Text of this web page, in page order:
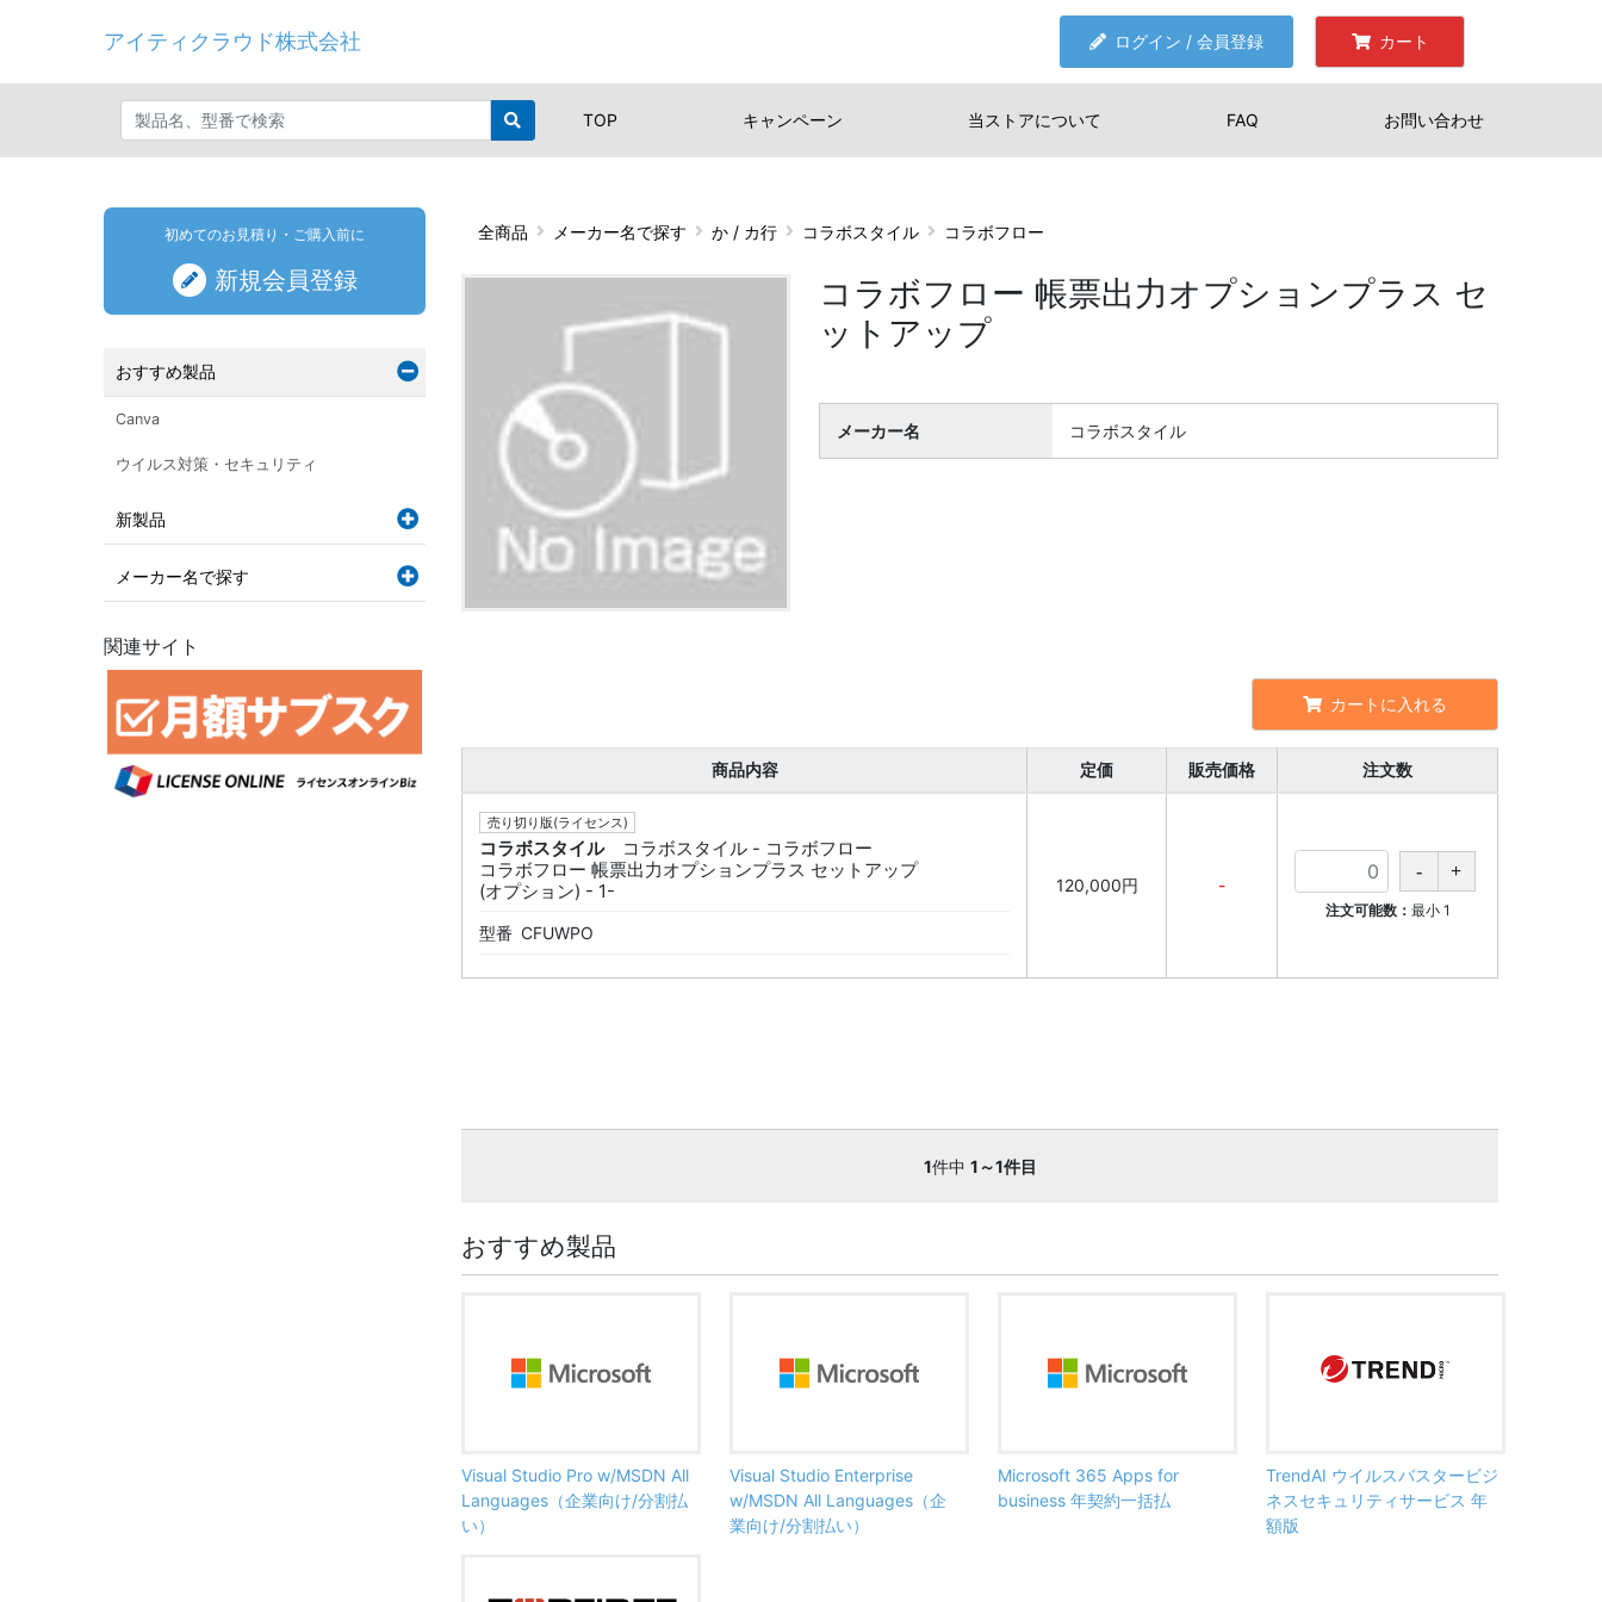
アイティクラウド株式会社 ログイン / 会員登録 カート
TOP キャンペーン 当ストアについて FAQ お問い合わせ
全商品 メーカー名で探す か / カ行 コラボスタイル コラボフロー
コラボフロー 帳票出力オプションプラス セ
ットアップ
メーカー名 コラボスタイル
カートに入れる
商品内容 定価 販売価格 注文数
売り切り版(ライセンス)
コラボスタイル
コラボスタイル - コラボフロー
コラボフロー 帳票出力オプションプラス セットアップ
(オプション) - 1-
型番 CFUWPO
120,000円 -
注文可能数： 最小 1
1件中 1～1件目
おすすめ製品
Visual Studio Pro w/MSDN All
Languages（企業向け/分割払
い）
Visual Studio Enterprise
w/MSDN All Languages（企
業向け/分割払い）
Microsoft 365 Apps for
business 年契約一括払
TrendAI ウイルスバスタービジ
ネスセキュリティサービス 年
額版
初めてのお見積り・ご購入前に
新規会員登録
おすすめ製品
Canva
ウイルス対策・セキュリティ
新製品
メーカー名で探す
関連サイト